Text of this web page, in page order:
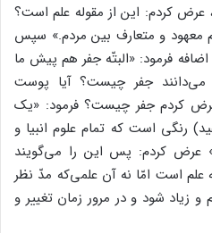
کردم: این از مقوله علم است؟
معهود و متعارف بین مردم.» سپس
فرمود: «البتّه جفر هم پیش ما
جفر چیست؟ آیا پوست
کردم جفر چیست؟ فرمود: «یک
رنگی است که تمام علوم انبیا و
عرض کردم: پس این را می‌گویند
علم است امّا نه آن علمی‌که مدّ نظر
زیاد شود و در مرور زمان تغییر و